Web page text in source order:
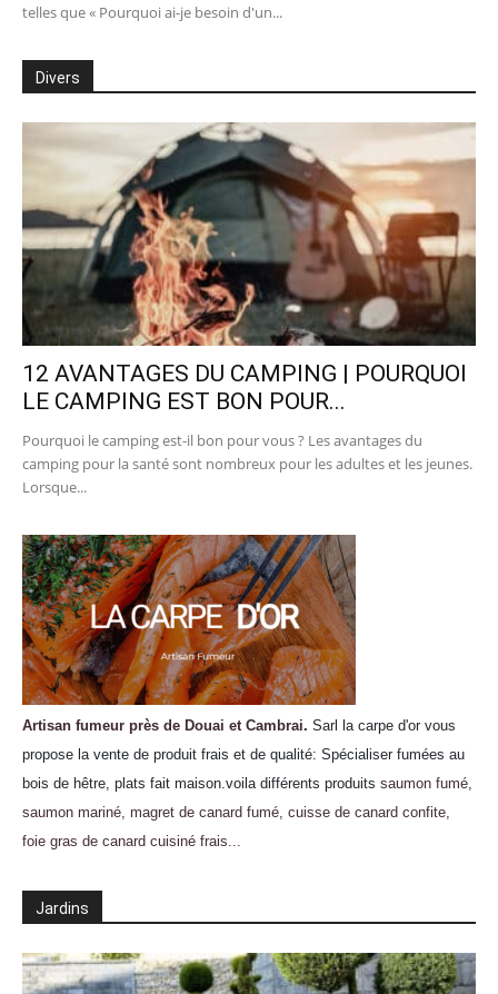
telles que « Pourquoi ai-je besoin d'un...
Divers
12 AVANTAGES DU CAMPING | POURQUOI
LE CAMPING EST BON POUR...
Pourquoi le camping est-il bon pour vous ? Les avantages du
camping pour la santé sont nombreux pour les adultes et les jeunes.
Lorsque...
Artisan fumeur près de Douai et Cambrai. Sarl la carpe d'or vous
propose la vente de produit frais et de qualité: Spécialiser fumées au
bois de hêtre, plats fait maison.voila différents produits saumon fumé,
saumon mariné, magret de canard fumé, cuisse de canard confite,
foie gras de canard cuisiné frais...
Jardins